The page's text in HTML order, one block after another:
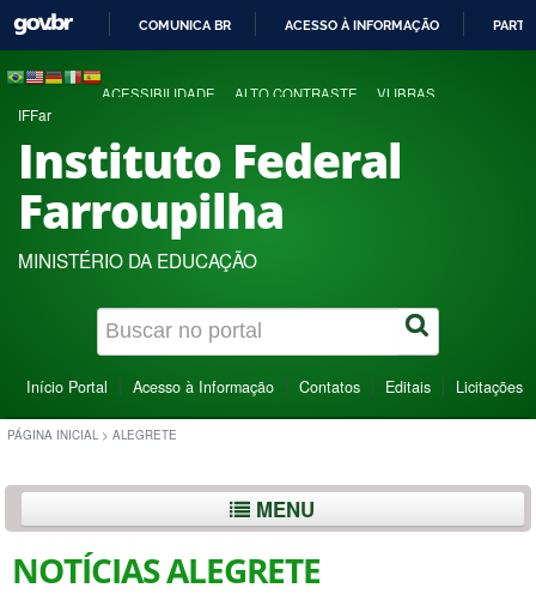
COMUNICA BR ACESSO À INFORMAÇÃO
ACESSIBILIDADE ALTO CONTRASTE VLIBRAS
IFFar
Instituto Federal
Farroupilha
MINISTÉRIO DA EDUCAÇÃO
Início Portal Acesso à Informação Contatos Editais Licitações
PÁGINA INICIAL > ALEGRETE
MENU
NOTÍCIAS ALEGRETE